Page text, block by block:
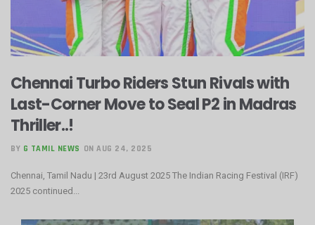
Chennai Turbo Riders Stun Rivals with
Last-Corner Move to Seal P2 in Madras
Thriller..!
BY G TAMIL NEWS ON AUG 24, 2025
Chennai, Tamil Nadu | 23rd August 2025 The Indian Racing Festival (IRF)
2025 continued...